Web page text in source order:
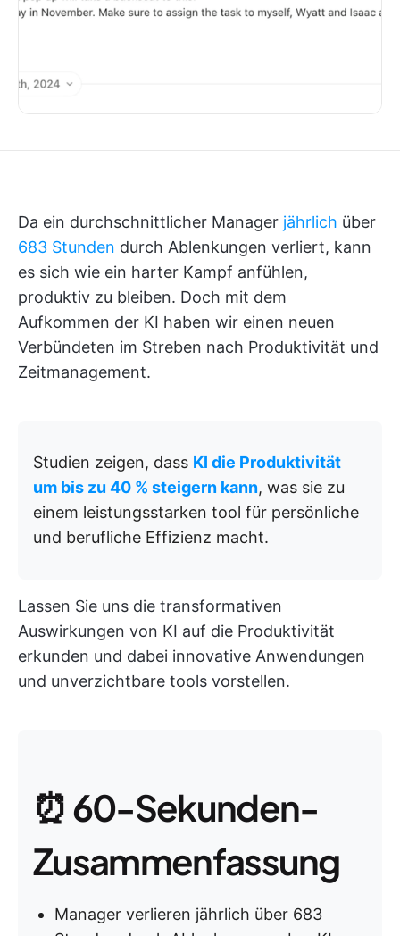
Da ein durchschnittlicher Manager jährlich über
683 Stunden durch Ablenkungen verliert, kann
es sich wie ein harter Kampf anfühlen,
produktiv zu bleiben. Doch mit dem
Aufkommen der KI haben wir einen neuen
Verbündeten im Streben nach Produktivität und
Zeitmanagement.
Studien zeigen, dass KI die Produktivität
um bis zu 40 % steigern kann, was sie zu
einem leistungsstarken tool für persönliche
und berufliche Effizienz macht.
Lassen Sie uns die transformativen
Auswirkungen von KI auf die Produktivität
erkunden und dabei innovative Anwendungen
und unverzichtbare tools vorstellen.
⏰ 60-Sekunden-
Zusammenfassung
Manager verlieren jährlich über 683